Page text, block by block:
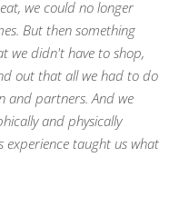
we could no longer
But then something
we didn't have to shop,
out that all we had to do
and partners. And we
and physically
experience taught us what